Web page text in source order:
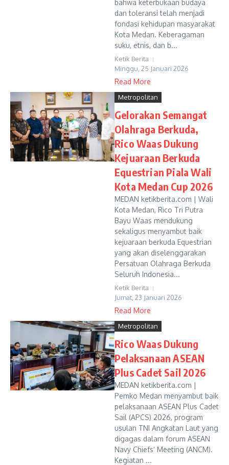
bahwa keterbukaan budaya
dan toleransi telah menjadi
fondasi kehidupan masyarakat
Kota Medan. Keberagaman
suku, etnis, dan b...
Ketik Berita
Minggu, 25 Januari 2026
Read More
Metropolitan
Gelorakan Semangat
Olahraga Berkuda,
Rico Waas Dukung
Kejuaraan Berkuda
Equestrian Piala Wali
Kota Medan Cup 2026
MEDAN ketikberita.com | Wali
Kota Medan, Rico Tri Putra
Bayu Waas mendukung
sekaligus menyambut baik
kejuaraan berkuda Equestrian
yang akan diselenggarakan
Persatuan Olahraga Berkuda
Seluruh Indonesia...
Ketik Berita
Jumat, 23 Januari 2026
Read More
Metropolitan
Rico Waas Dukung
Pelaksanaan ASEAN
Plus Cadet Sail 2026
MEDAN ketikberita.com |
Pemko Medan menyambut baik
pelaksanaan ASEAN Plus Cadet
Sail (APCS) 2026, program
usulan TNI Angkatan Laut yang
digagas dalam forum ASEAN
Navy Chiefs’ Meeting (ANCM).
Kegiatan ...